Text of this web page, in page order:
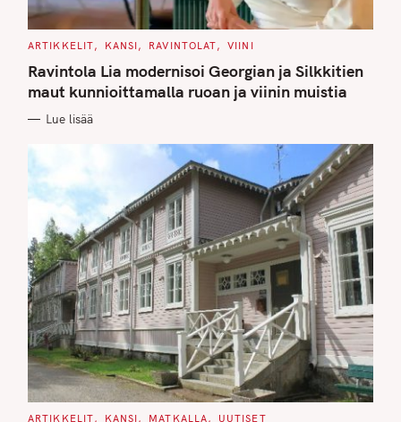
C
T
E
G
O
I
ARTIKKELIT KANSI RAVINTOLAT VIINI
Ravintola Lia modernisoi Georgian ja Silkkitien
maut kunnioittamalla ruoan ja viinin muistia
Lue lisää
C
ARTIKKELIT KANSI MATKALLA UUTISET